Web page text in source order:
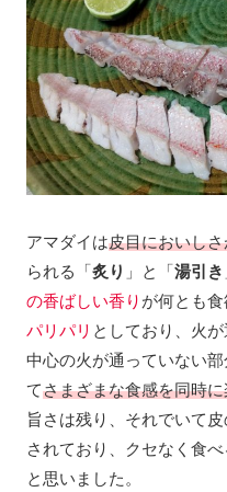
アマダイは皮目においし
られる「炙り 」と「湯引き
の香ばしい香り が何とも
パリパリ としており、火
中心の火が通っていない部
てさまざまな食感を同時
旨さは残り、それでいて
されており、クセなく食
と思いました。